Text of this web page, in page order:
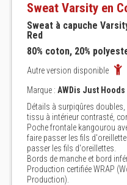
Sweat Varsity en
Sweat à capuche
Red
80% coton, 20%
Autre version disponible
Marque : AWDis Just Hoods
Détails à surpiqûres
tissu à intérieur contrasté,
Poche frontale kangourou
faire passer les fils
passer les fils d'oreillettes.
Bords de manche et bord
Production certifiée WRAP
Production).